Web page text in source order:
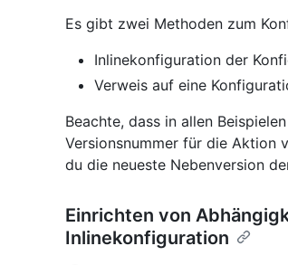
Es gibt zwei Methoden zum
Inlinekonfiguration der
Verweis auf eine
Beachte, dass in allen
Versionsnummer für die Aktion
du die neueste Nebenversion
Einrichten von
Inlinekonfiguration